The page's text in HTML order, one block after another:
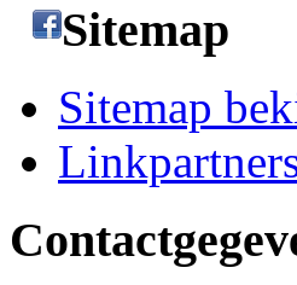
Sitemap
Sitemap